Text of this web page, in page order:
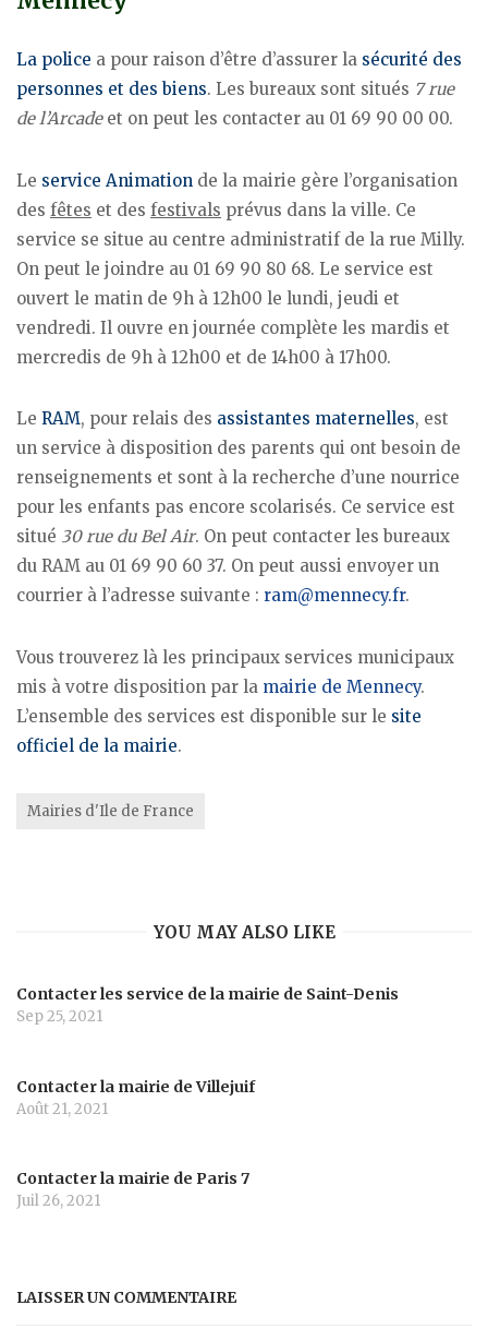
La police a pour raison d’être d’assurer la sécurité des
personnes et des biens. Les bureaux sont situés 7 rue
de l’Arcadeet on peut les contacter au 01 69 90 00 00.
Le service Animation de la mairie gère l’organisation
des fêtes et des festivals prévus dans la ville. Ce
service se situe au centre administratif de la rue Milly.
On peut le joindre au 01 69 90 80 68. Le service est
ouvert le matin de 9h à 12h00 le lundi, jeudi et
vendredi. Il ouvre en journée complète les mardis et
mercredis de 9h à 12h00 et de 14h00 à 17h00.
Le RAM, pour relais des assistantes maternelles, est
un service à disposition des parents qui ont besoin de
renseignements et sont à la recherche d’une nourrice
pour les enfants pas encore scolarisés. Ce service est
situé 30 rue du Bel Air. On peut contacter les bureaux
du RAM au 01 69 90 60 37. On peut aussi envoyer un
courrier à l’adresse suivante : ram@mennecy.fr.
Vous trouverez là les principaux services municipaux
mis à votre disposition par la mairie de Mennecy.
L’ensemble des services est disponible sur le site
officiel de la mairie.
Mairies d'Ile de France
YOU MAY ALSO LIKE
Contacter les service de la mairie de Saint-Denis
Sep 25, 2021
Contacter la mairie de Villejuif
Août 21, 2021
Contacter la mairie de Paris 7
Juil 26, 2021
LAISSER UN COMMENTAIRE